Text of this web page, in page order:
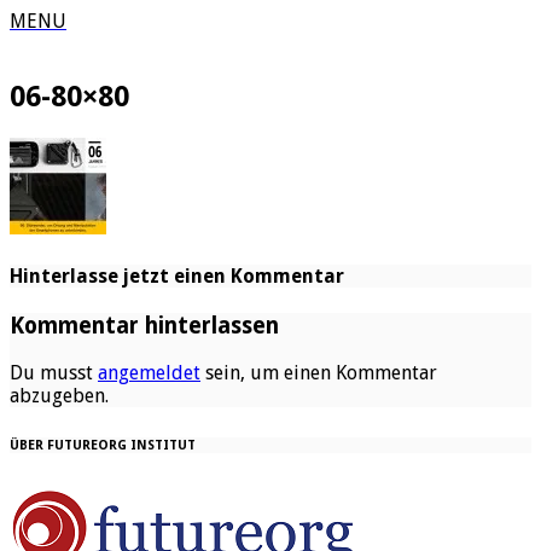
MENU
06-80×80
Hinterlasse jetzt einen Kommentar
Kommentar hinterlassen
Du musst angemeldet sein, um einen Kommentar
abzugeben.
ÜBER FUTUREORG INSTITUT